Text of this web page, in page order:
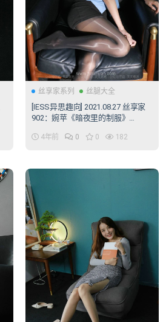
丝享家系列 丝腿大全
[IESS异思趣向] 2021.08.27 丝享家
902：婉苹《暗夜里的制服》
4年前 0 0 182